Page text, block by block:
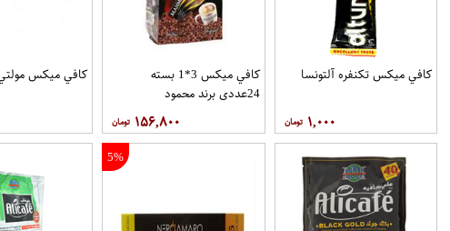
کافي ميکس تکنفره آلتونسا
۱,۰۰۰
کافي ميکس 3*1 بسته
24عددی برند محمود
۱۵۶,۸۰۰
کافي ميکس
5%